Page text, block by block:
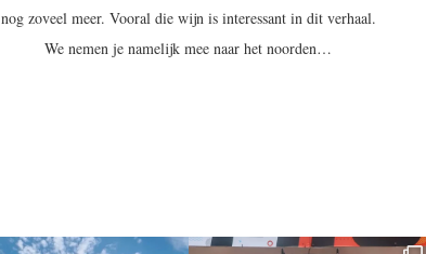
nog zoveel meer. Vooral die wijn is interessant in dit verhaal.
We nemen je namelijk mee naar het noorden…